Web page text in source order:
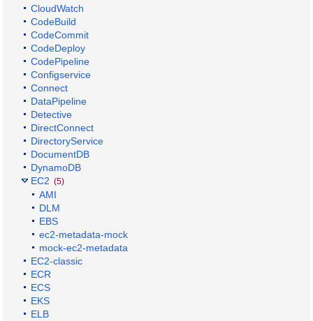
CloudWatch
CodeBuild
CodeCommit
CodeDeploy
CodePipeline
Configservice
Connect
DataPipeline
Detective
DirectConnect
DirectoryService
DocumentDB
DynamoDB
EC2 (5)
AMI
DLM
EBS
ec2-metadata-mock
mock-ec2-metadata
EC2-classic
ECR
ECS
EKS
ELB